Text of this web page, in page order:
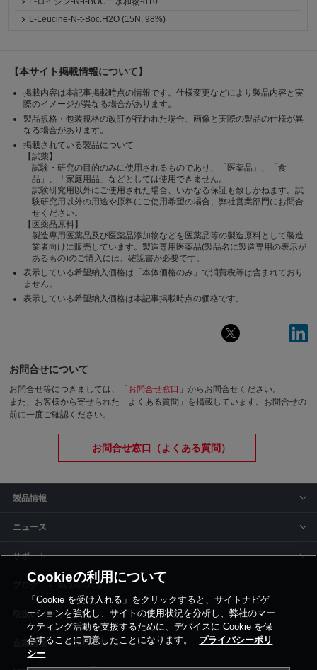
L-Leucine-N-t-Boc.H2O (15N, 98%)
【本サイト掲載情報について】
掲載内容は本記事掲載時点の情報です。仕様変更などにより製品内容と実
際のイメージが異なる場合があります。
製品規格・包装規格の改訂が行われた場合、画像と実際の製品の仕様が異
なる場合があります。
掲載されている製品について
【試薬】
試験・研究の目的のみに使用されるものであり、「医薬品」、「食
品」、「家庭用品」などとしては使用できません。
試験研究用以外にご使用された場合、いかなる保証も致しかねます。試
験研究用以外の用途や原料にご使用希望の場合、弊社営業部門にお問合
せください。
【医薬品原料】
製造専用医薬品及び医薬品添加物などを医薬品等の製造原料として製造
業者向けに販売しています。製造専用医薬品(製品名に製造専用の表示が
あるもの)のご購入には、確認書が必要です。
表示している希望納入価格は「本体価格のみ」で消費税等は含まれており
ません。
表示している希望納入価格は本記事掲載時点の価格です。
お問合せについて
お問合せ等につきましては、「 お問合せ窓口 」からお問合せください。
また、お客様から寄せられた「よくある質問」を掲載しています。お問合せの
前に一度ご確認ください。
お問合せ窓口（よくある質問）
製品情報
ニュース
サポート
siyaku-blog
取扱いメーカー
事業所一覧
Cookieの利用について
「Cookie を受け入れる」をクリックすると、サイトナビゲ
ーションを強化し、サイトの使用状況を分析し、弊社のマー
ケティング活動を支援するために、デバイスに Cookie を保
存することに同意したことになります。
プライバシーポリ
シー